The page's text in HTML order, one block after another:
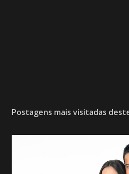
Postagens mais visitadas